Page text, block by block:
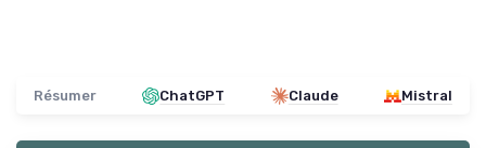
Résumer ChatGPT Claude Mistral